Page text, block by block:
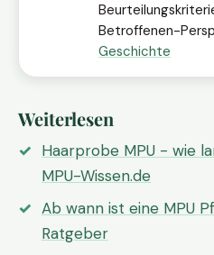
Betroffenen-
Geschichte
Weiterlesen
Haarprobe MPU - wie
MPU-Wissen.de
Ab wann ist eine MPU
Ratgeber